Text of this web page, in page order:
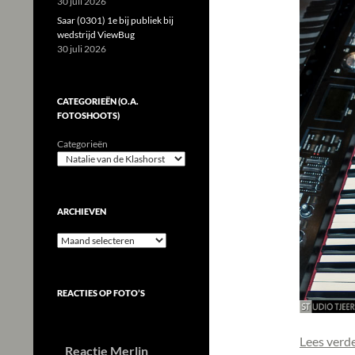
Lees
Saar (0301) 1e bij publiek bij
wedstrijd ViewBug
30 juli 2026
CATEGORIEËN (O.A.
FOTOSHOOTS)
Categorieën
ARCHIEVEN
Archieven
REACTIES OP FOTO’S
Reactie Merlin